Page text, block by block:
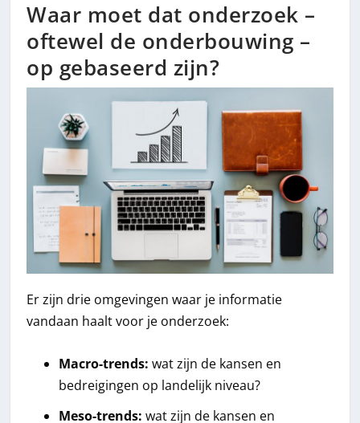
Waar moet dat onderzoek –
oftewel de onderbouwing –
op gebaseerd zijn?
Er zijn drie omgevingen waar je informatie
vandaan haalt voor je onderzoek:
Macro-trends: wat zijn de kansen en
bedreigingen op landelijk niveau?
Meso-trends: wat zijn de kansen en